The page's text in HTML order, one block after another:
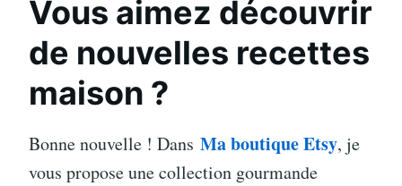
Vous aimez découvrir
de nouvelles recettes
maison ?
Bonne nouvelle ! Dans Ma boutique Etsy, je
vous propose une collection gourmande